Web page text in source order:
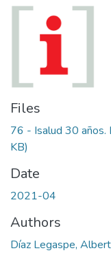
Files
76 - Isalud 30
KB)
Date
2021-04
Authors
Díaz Legaspe,